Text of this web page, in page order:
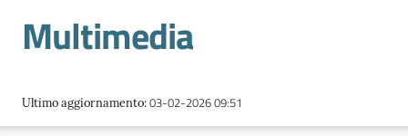
l'impresa
Multimedia
Ultimo aggiornamento:03-02-2026 09:51